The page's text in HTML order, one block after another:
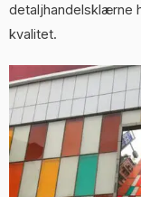
detaljhandelsklærne
kvalitet.